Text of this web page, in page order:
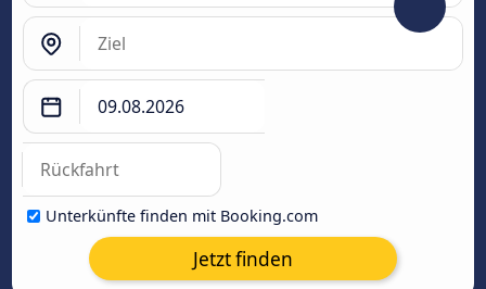
Unterkünfte finden mit Booking.com
Jetzt finden